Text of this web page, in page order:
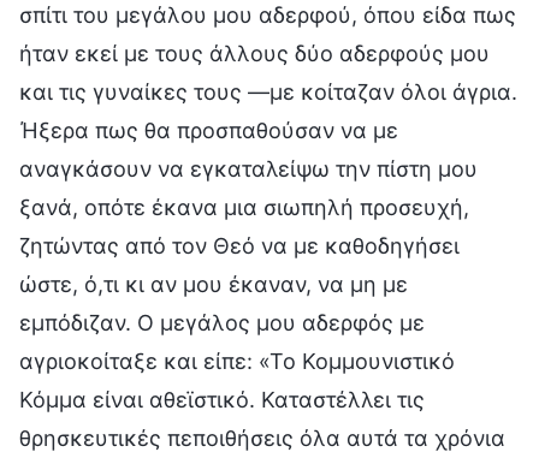
σπίτι του μεγάλου μου αδερφού, όπου είδα πως
ήταν εκεί με τους άλλους δύο αδερφούς μου
και τις γυναίκες τους —με κοίταζαν όλοι άγρια.
Ήξερα πως θα προσπαθούσαν να με
αναγκάσουν να εγκαταλείψω την πίστη μου
ξανά, οπότε έκανα μια σιωπηλή προσευχή,
ζητώντας από τον Θεό να με καθοδηγήσει
ώστε, ό,τι κι αν μου έκαναν, να μη με
εμπόδιζαν. Ο μεγάλος μου αδερφός με
αγριοκοίταξε και είπε: «Το Κομμουνιστικό
Κόμμα είναι αθεϊστικό. Καταστέλλει τις
θρησκευτικές πεποιθήσεις όλα αυτά τα χρόνια